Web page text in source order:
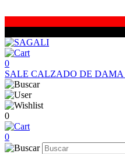
0
SALE CALZADO DE DAMA
0
0